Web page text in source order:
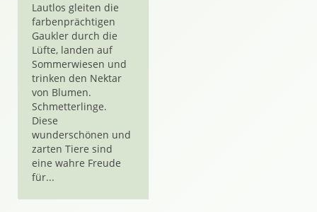
Lautlos gleiten die
farbenprächtigen
Gaukler durch die
Lüfte, landen auf
Sommerwiesen und
trinken den Nektar
von Blumen.
Schmetterlinge.
Diese
wunderschönen und
zarten Tiere sind
eine wahre Freude
für...